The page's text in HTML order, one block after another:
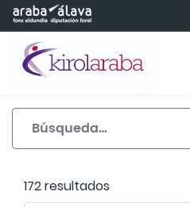
Saltar al contenido principal
172 resultados